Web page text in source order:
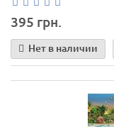
395 грн.
Нет в наличии